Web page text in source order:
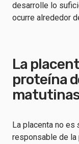
desarrolle lo
ocurre alrededor
La
proteína
La placenta no es
responsable de la